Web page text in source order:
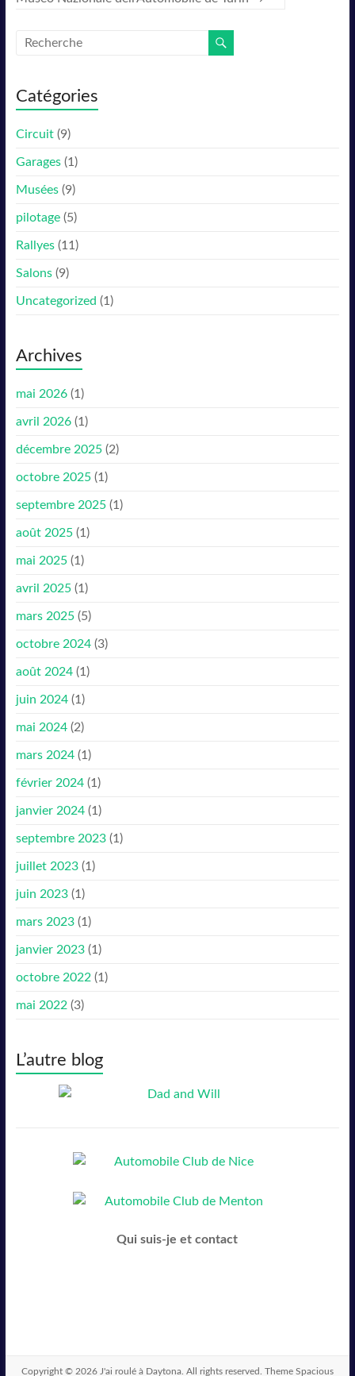
Catégories
Circuit(9)
Garages(1)
Musées(9)
pilotage(5)
Rallyes(11)
Salons(9)
Uncategorized (1)
Archives
mai 2026(1)
avril 2026(1)
décembre 2025(2)
octobre 2025(1)
septembre 2025(1)
août 2025(1)
mai 2025(1)
avril 2025(1)
mars 2025(5)
octobre 2024(3)
août 2024(1)
juin 2024(1)
mai 2024(2)
mars 2024(1)
février 2024(1)
janvier 2024(1)
septembre 2023(1)
juillet 2023(1)
juin 2023(1)
mars 2023(1)
janvier 2023(1)
octobre 2022(1)
mai 2022(3)
L’autre blog
Qui suis-je et contact
Copyright © 2026 J'ai roulé à Daytona. All rights reserved. Theme Spacious